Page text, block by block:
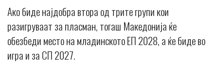
Ако биде најдобра втора од трите групи кои
разигруваат за пласман, тогаш Македонија ќе
обезбеди место на младинското ЕП 2028, а ќе биде во
игра и за СП 2027.